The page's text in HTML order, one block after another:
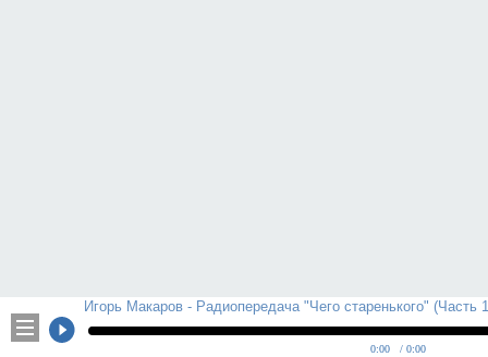
Игорь Макаров - Радиопередача "Чего старенького" (Часть
0:00 / 0:00